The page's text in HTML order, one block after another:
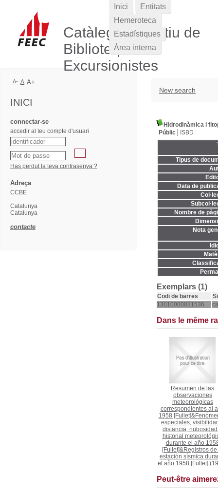
Catàleg Col·lectiu de
Biblioteques
Excursionistes
New search
Hidrodinàmica i
Públic
ISBD
Tipus de
Data de
Nombre de
Nota
Exemplars (1)
Codi de barres
13010000031536
Dans le même
Resumen de las
observaciones
meteorológicas
correspondientes al
1958
especiales,
distancia,
historial
durante el año
[Fullet]&Registros de
estación sísmica
el año 1958 [Fullet]
Peut-être
Inici
Entitats
Hemeroteca
Estadístiques
Àrea interna
A- A A+
INICI
connectar-se
accedir al teu compte d'usuari
Has perdut la teva contrasenya ?
Adreça
CCBE
Catalunya
Catalunya
contacte